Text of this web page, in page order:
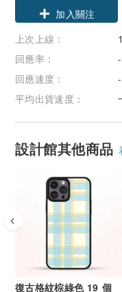
領優惠券
加入關注
上次上線：
回應率：
-
回應速度：
-
平均出貨速度：
設計館其他商品
復古格紋棕綠色 19 個